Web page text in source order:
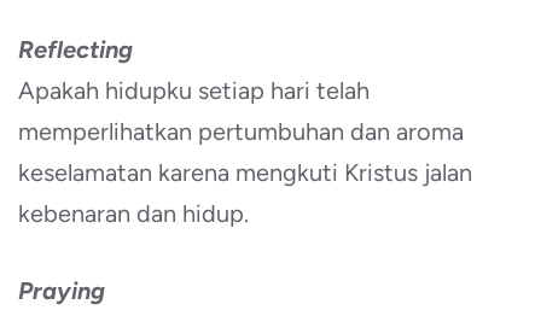
Reflecting
Apakah hidupku setiap hari telah
memperlihatkan pertumbuhan dan aroma
keselamatan karena mengkuti Kristus jalan
kebenaran dan hidup.
Praying